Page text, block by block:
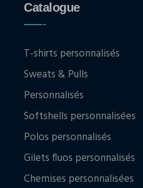
Catalogue
T-shirts personnalisés
Sweats & Pulls
Personnalisés
Softshells personnalisées
Polos personnalisés
Gilets fluos personnalisés
Chemises personnalisées